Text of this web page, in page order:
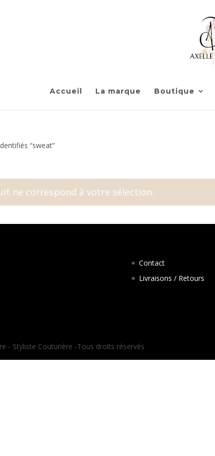
Accueil La marque Boutique
“sweat”
ne correspond à votre sélection.
Contact
Livraisons / Retours
- Styliste Couturière -Tous droits réservés